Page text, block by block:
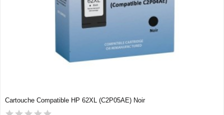
Cartouche Compatible HP 62XL (C2P05AE) Noir